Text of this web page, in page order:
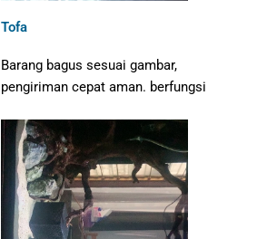
Tofa
Barang bagus sesuai gambar,
pengiriman cepat aman. berfungsi